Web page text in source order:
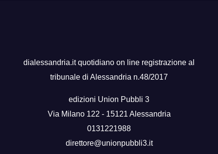
dialessandria.it quotidiano on line registrazione al
tribunale di Alessandria n.48/2017
edizioni Union Pubbli 3
Via Milano 122 - 15121 Alessandria
0131221988
direttore@unionpubbli3.it